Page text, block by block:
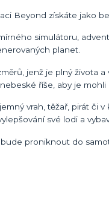
Beyond získáte jako
simulátoru,
planet.
jenž je plný života
říše, aby je mohli
vrah, těžař, pirát či
své lodi a
proniknout do